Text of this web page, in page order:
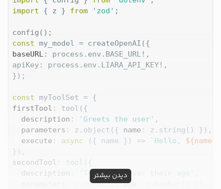
import { z } from 'zod' ;
const
baseURL : process.env.BASE_URL!,
apiKey: process.env.LIARA_API_KEY!,
});
const
firstTool : tool({
description : 'Greets the user' ,
parameters : z.object({ name : z.string() }),
execute : async ({ name }) => `Hello, ${name}
secondTool : tool({
description
'Tells the user their age'
: z.object({ age
دیدن بیشتر